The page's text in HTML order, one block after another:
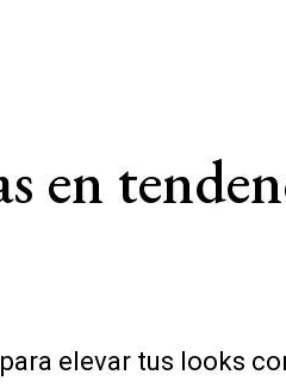
en
elevar tus looks